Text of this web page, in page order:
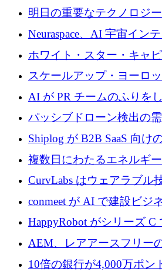
Modal Labsがロンドンオ
明日の重要なテクノロジ
ニクスのスケールアップに
Neuraspace、AI 宇宙イン
トフォームの拡大に 1,560
ホワイト・スター・キャ
タートアップをシリーズA
ために2億5,000万ドルの
スケールアップ・ヨーロ
の投資を行い、Iceeyeの10
を共同主導
AI が PR チームのふりを
ります
パッシブドローン検出の需
Monava が資金調達ラウン
Shiplog が B2B SaaS 向け
ジェンスを構築するために
複数日にわたるエネルギ
ップ、Ore Energy が新た
4,300 万ドルを獲得
CurvLabs はウェアラブル
治療をどのように再考し
conmeet が AI で建設ビジ
に 600 万ユーロを調達
HappyRobot がシリーズ C
ルを獲得し、企業運営向
を拡張
AEM、レアアースフリー
新を加速するために1,600
10倍の銀行が4,000万ポン